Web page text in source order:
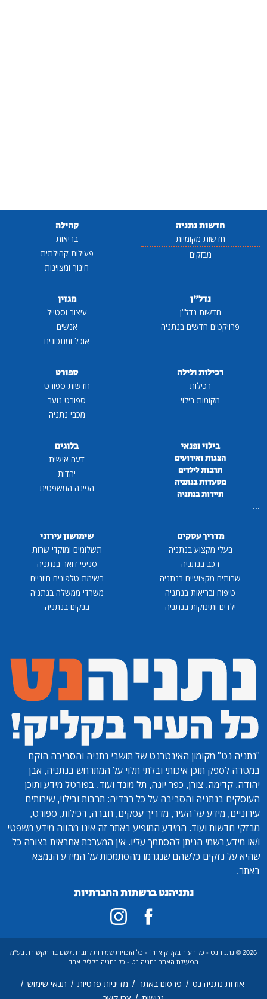
חדשות נתניה
חדשות מקומיות
מבזקים
קהילה
בריאות
פעילות קהילתית
חינוך ומצוינות
נדל"ן
חדשות נדל"ן
פרויקטים חדשים בנתניה
מגזין
עיצוב וסטייל
אנשים
אוכל ומתכונים
רכילות ולילה
רכילות
מקומות בילוי
ספורט
חדשות ספורט
ספורט נוער
מכבי נתניה
בילוי ופנאי
הצגות ואירועים
תרבות לילדים
מסעדות בנתניה
תיירות בנתניה
...
בלוגים
דעה אישית
יהדות
הפינה המשפטית
מדריך עסקים
בעלי מקצוע בנתניה
רכב בנתניה
שרותים מקצועיים בנתניה
טיפוח ובריאות בנתניה
ילדים ותינוקות בנתניה
...
שימושון עירוני
תשלומים ומוקדי שרות
סניפי דואר בנתניה
רשימת טלפונים חיוניים
משרדי ממשלה בנתניה
בנקים בנתניה
...
"נתניה נט" מקומון האינטרנט של תושבי נתניה והסביבה הוקם
במטרה לספק תוכן איכותי ובלתי תלוי על המתרחש בנתניה, אבן
יהודה, קדימה, צורן, כפר יונה, תל מונד ועוד. בפורטל מידע ותוכן
העוסקים בנתניה והסביבה על כל רבדיה: תרבות ובילוי, שירותים
עירוניים, מידע על העיר, מדריך עסקים, חברה, רכילות, ספורט,
מבזקי חדשות ועוד. המידע המופיע באתר זה אינו מהווה מידע משפטי
ו/או מידע רשמי הניתן להסתמך עליו. אין המערכת אחראית בצורה כל
שהיא על נזקים כלשהם שנגרמו מהסתמכות על המידע הנמצא
באתר.
נתניהנט ברשתות החברתיות
2026 © נתניהנט - כל העיר בקליק אחד! - כל הזכויות שמורות לחברת לשם בר תקשורת בע"מ
מפעילת האתר נתניה נט - כל נתניה בקליק אחד
אודות נתניה נט / פרסום באתר / מדיניות פרטיות / תנאי שימוש /